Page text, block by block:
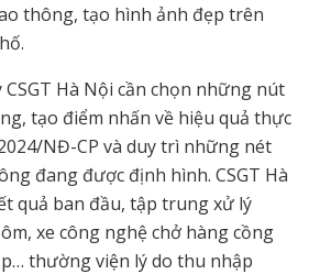
thông, tạo hình ảnh đẹp trên
CSGT Hà Nội cần chọn những nút
tạo điểm nhấn về hiệu quả thực
NĐ-CP và duy trì những nét
đang được định hình. CSGT Hà
quả ban đầu, tập trung xử lý
xe công nghệ chở hàng cồng
thường viện lý do thu nhập